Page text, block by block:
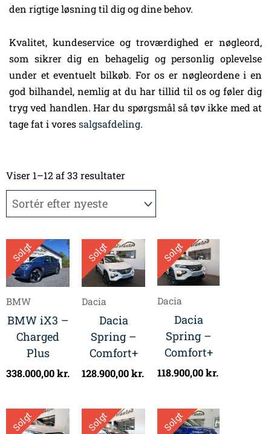
den rigtige løsning til dig og dine behov.
Kvalitet, kundeservice og troværdighed er nøgleord,
som sikrer dig en behagelig og personlig oplevelse
under et eventuelt bilkøb. For os er nøgleordene i en
god bilhandel, nemlig at du har tillid til os og føler dig
tryg ved handlen. Har du spørgsmål så tøv ikke med at
tage fat i voressalgsafdeling.
Viser 1–12 af 33 resultaterefter
Solgt
BMW
BMW iX3 –
Charged
Plus
338.000,00kr.
Solgt
Dacia
Dacia
Spring –
Comfort+
128.900,00kr.
Solgt
Dacia
Dacia
Spring –
Comfort+
118.900,00kr.
Solgt Solgt Solgt